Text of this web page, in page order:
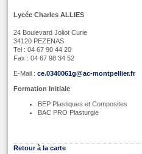
Lycée Charles ALLIES
24 Boulevard Joliot Curie
34120 PEZENAS
Tel : 04 67 90 44 20
Fax : 04 67 98 34 52
E-Mail :ce.0340061g@ac-montpellier.fr
Formation Initiale
BEP Plastiques et Composites
BAC PRO Plasturgie
Retour à la carte